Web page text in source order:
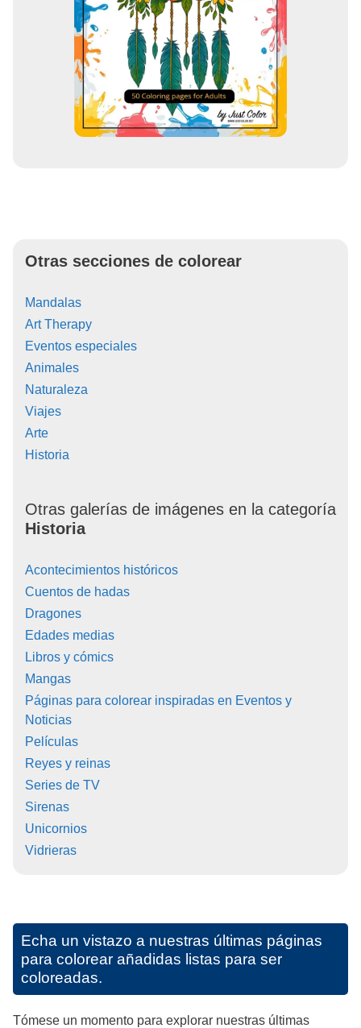
Otras secciones de colorear
Mandalas
Art Therapy
Eventos especiales
Animales
Naturaleza
Viajes
Arte
Historia
Otras galerías de imágenes en la categoría
Historia
Acontecimientos históricos
Cuentos de hadas
Dragones
Edades medias
Libros y cómics
Mangas
Páginas para colorear inspiradas en Eventos y
Noticias
Películas
Reyes y reinas
Series de TV
Sirenas
Unicornios
Vidrieras
Echa un vistazo a nuestras últimas páginas
para colorear añadidas listas para ser
coloreadas.
Tómese un momento para explorar nuestras últimas